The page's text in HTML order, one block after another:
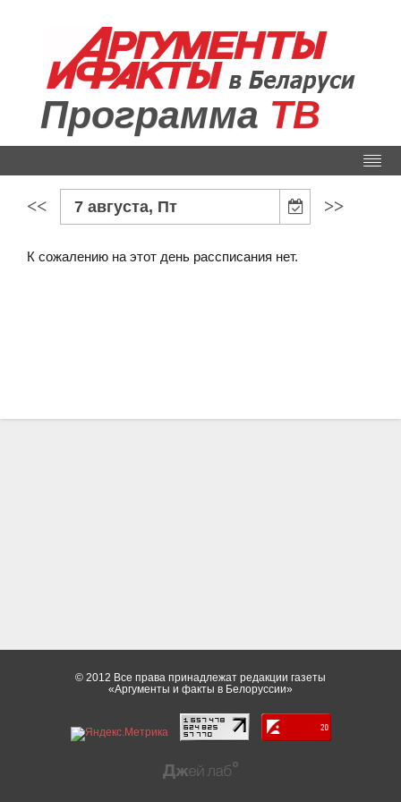
Программа ТВ
<< 7 августа, Пт >>
К сожалению на этот день рассписания нет.
© 2012 Все права принадлежат редакции газеты
«Аргументы и факты в Белоруссии»